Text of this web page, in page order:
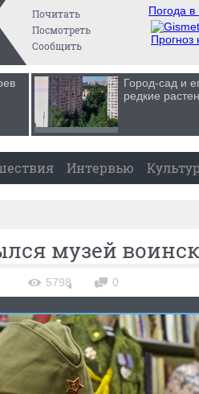
Почитать
Посмотреть
Сообщить
Погода в
Прогноз
Город-сад и
редкие
Интервью
музей
5798 0